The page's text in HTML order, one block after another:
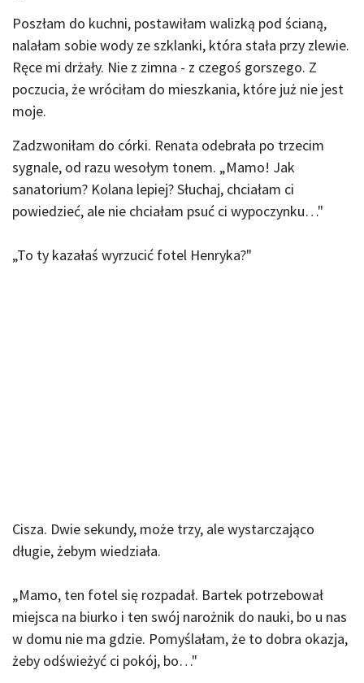
Poszłam do kuchni, postawiłam walizką pod ścianą,
nalałam sobie wody ze szklanki, która stała przy zlewie.
Ręce mi drżały. Nie z zimna - z czegoś gorszego. Z
poczucia, że wróciłam do mieszkania, które już nie jest
moje.
Zadzwoniłam do córki. Renata odebrała po trzecim
sygnale, od razu wesołym tonem. „Mamo! Jak
sanatorium? Kolana lepiej? Słuchaj, chciałam ci
powiedzieć, ale nie chciałam psuć ci wypoczynku…"
„To ty kazałaś wyrzucić fotel Henryka?"
Cisza. Dwie sekundy, może trzy, ale wystarczająco
długie, żebym wiedziała.
„Mamo, ten fotel się rozpadał. Bartek potrzebował
miejsca na biurko i ten swój narożnik do nauki, bo u nas
w domu nie ma gdzie. Pomyślałam, że to dobra okazja,
żeby odświeżyć ci pokój, bo…"